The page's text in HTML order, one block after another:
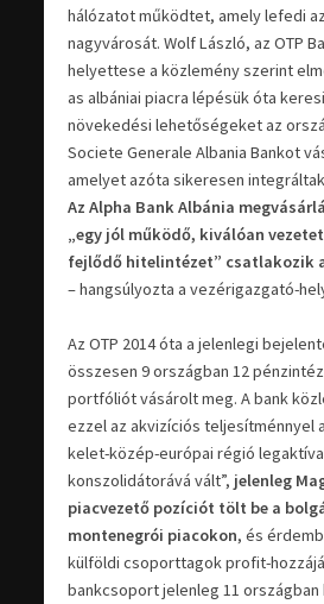
hálózatot működtet, amely lefedi
nagyvárosát. Wolf László, az OTP
helyettese a közlemény szerint
as albániai piacra lépésük óta
növekedési lehetőségeket az
Societe Generale Albania Bankot
amelyet azóta sikeresen
Az Alpha Bank Albánia
„egy jól működő, kiválóan
fejlődő hitelintézet” csatlakozik
– hangsúlyozta a vezérigazgató-
Az OTP 2014 óta a jelenlegi
összesen 9 országban 12
portfóliót vásárolt meg. A bank
ezzel az akvizíciós teljesítménnyel
kelet-közép-európai régió
konszolidátorává vált”, jelenleg
piacvezető pozíciót tölt be a
montenegrói piacokon, és
külföldi csoporttagok profit-
bankcsoport jelenleg 11